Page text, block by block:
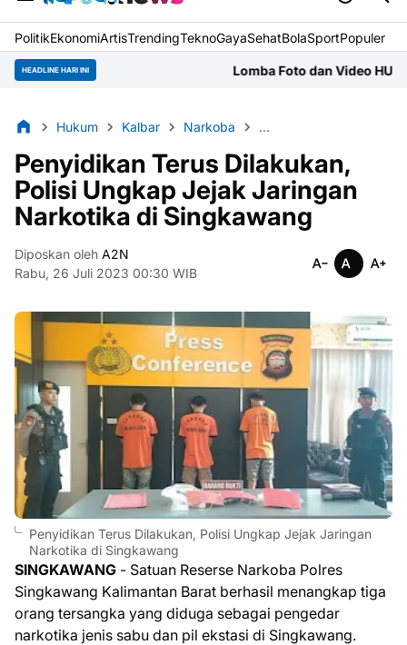
PolitikEkonomiArtisTrendingTeknoGayaSehatBolaSportPopuler
HEADLINE HARI INI Lomba Foto dan Video HUT Kubu Raya, Mitra
Hukum Kalbar Narkoba Polres Singkawang
Penyidikan Terus Dilakukan,
Polisi Ungkap Jejak Jaringan
Narkotika di Singkawang
Diposkan oleh A2N
Rabu, 26 Juli 2023 00:30 WIB
Penyidikan Terus Dilakukan, Polisi Ungkap Jejak Jaringan
Narkotika di Singkawang
SINGKAWANG - Satuan Reserse Narkoba Polres
Singkawang Kalimantan Barat berhasil menangkap tiga
orang tersangka yang diduga sebagai pengedar
narkotika jenis sabu dan pil ekstasi di Singkawang.